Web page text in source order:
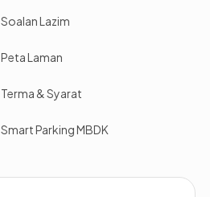
Soalan Lazim
Peta Laman
Terma & Syarat
Smart Parking MBDK